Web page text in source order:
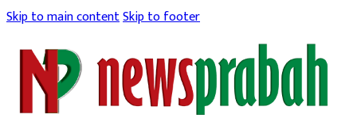
Skip to main contentSkip to footer